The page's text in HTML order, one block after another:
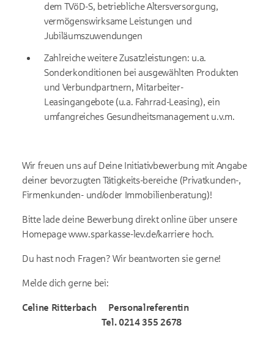
dem TVöD-S, betriebliche Altersversorgung,
vermögenswirksame Leistungen und
Jubiläumszuwendungen
Zahlreiche weitere Zusatzleistungen: u.a.
Sonderkonditionen bei ausgewählten Produkten
und Verbundpartnern, Mitarbeiter-
Leasingangebote (u.a. Fahrrad-Leasing), ein
umfangreiches Gesundheitsmanagement u.v.m.
Wir freuen uns auf Deine Initiativbewerbung mit Angabe
deiner bevorzugten Tätigkeits-bereiche (Privatkunden-,
Firmenkunden- und/oder Immobilienberatung)!
Bitte lade deine Bewerbung direkt online über unsere
Homepage www.sparkasse-lev.de/karriere hoch.
Du hast noch Fragen? Wir beantworten sie gerne!
Melde dich gerne bei:
Celine Ritterbach Personalreferentin
Tel. 0214 355 2678